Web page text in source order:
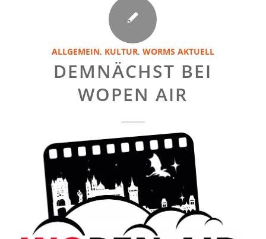
ALLGEMEIN, KULTUR, WORMS AKTUELL
DEMNÄCHST BEI
WOPEN AIR